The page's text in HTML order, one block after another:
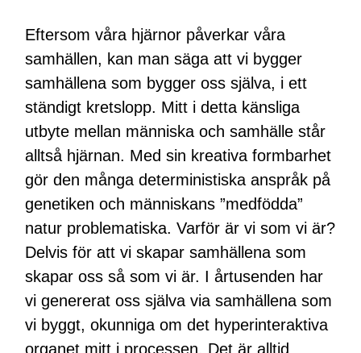
Eftersom våra hjärnor påverkar våra
samhällen, kan man säga att vi bygger
samhällena som bygger oss själva, i ett
ständigt kretslopp. Mitt i detta känsliga
utbyte mellan människa och samhälle står
alltså hjärnan. Med sin kreativa formbarhet
gör den många deterministiska anspråk på
genetiken och människans ”medfödda”
natur problematiska. Varför är vi som vi är?
Delvis för att vi skapar samhällena som
skapar oss så som vi är. I årtusenden har
vi genererat oss själva via samhällena som
vi byggt, okunniga om det hyperinteraktiva
organet mitt i processen. Det är alltid